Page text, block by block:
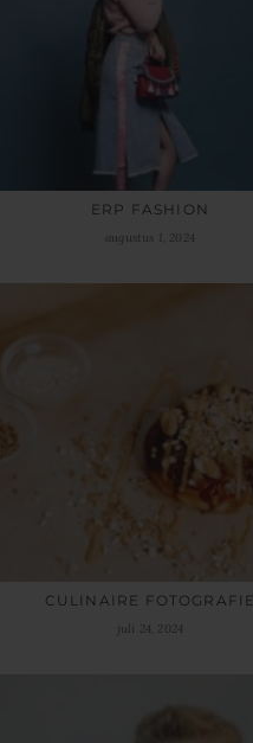
ERP FASHION
augustus 1, 2024
CULINAIRE FOTOGRAFIE
juli 24, 2024